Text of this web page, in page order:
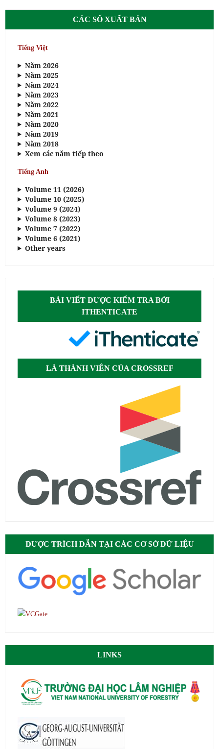
CÁC SỐ XUẤT BẢN
Tiếng Việt
Năm 2026
Năm 2025
Năm 2024
Năm 2023
Năm 2022
Năm 2021
Năm 2020
Năm 2019
Năm 2018
Xem các năm tiếp theo
Tiếng Anh
Volume 11 (2026)
Volume 10 (2025)
Volume 9 (2024)
Volume 8 (2023)
Volume 7 (2022)
Volume 6 (2021)
Other years
BÀI VIẾT ĐƯỢC KIỂM TRA BỞI
ITHENTICATE
LÀ THÀNH VIÊN CỦA CROSSREF
ĐƯỢC TRÍCH DẪN TẠI CÁC CƠ SỞ DỮ LIỆU
LINKS